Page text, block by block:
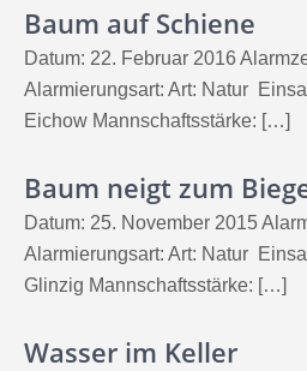
Baum auf Schiene
Datum: 22. Februar 2016
Alarmierungsart: Art: Natur
Eichow Mannschaftsstärke: […]
Baum neigt zum
Datum: 25. November 2015
Alarmierungsart: Art: Natur
Glinzig Mannschaftsstärke: […]
Wasser im Keller